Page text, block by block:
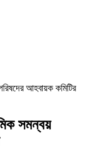
আহবায়ক কমিটির
সমন্বয়